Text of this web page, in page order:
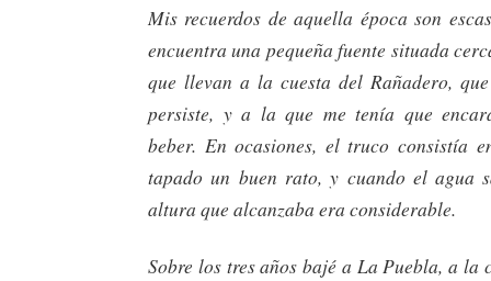
Mis recuerdos de aquella época son
encuentra una pequeña fuente situada
que llevan a la cuesta del Rañadero,
persiste, y a la que me tenía que
beber. En ocasiones, el truco consistía
tapado un buen rato, y cuando el agua
altura que alcanzaba era considerable.
Sobre los tres años bajé a La Puebla, a la